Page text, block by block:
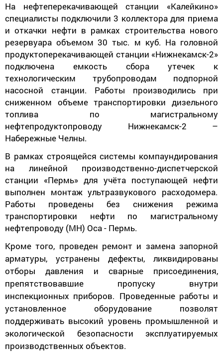
На нефтеперекачивающей станции «Калейкино»
специалисты подключили 3 коллектора для приема
и откачки нефти в рамках строительства нового
резервуара объемом 30 тыс. м куб. На головной
продуктоперекачивающей станции «Нижнекамск-2»
подключена емкость сбора утечек к
технологическим трубопроводам подпорной
насосной станции. Работы производились при
сниженном объеме транспортировки дизельного
топлива по магистральному
нефтепродуктопроводу Нижнекамск-2 –
Набережные Челны.
В рамках строящейся системы компаундирования
на линейной производственно-диспетчерской
станции «Пермь» для учёта поступающей нефти
выполнен монтаж ультразвукового расходомера.
Работы проведены без снижения режима
транспортировки нефти по магистральному
нефтепроводу (МН) Оса - Пермь.
Кроме того, проведен ремонт и замена запорной
арматуры, устранены дефекты, ликвидированы
отборы давления и сварные присоединения,
препятствовавшие пропуску внутри
инспекционных приборов. Проведенные работы и
установленное оборудование позволят
поддерживать высокий уровень промышленной и
экологической безопасности эксплуатируемых
производственных объектов.